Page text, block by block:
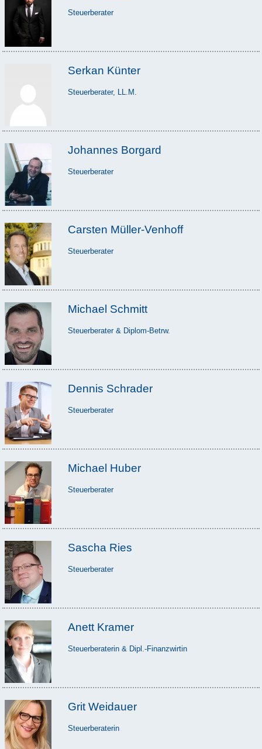
Steuerberater
Serkan Künter
Steuerberater, LL.M.
Johannes Borgard
Steuerberater
Carsten Müller-Venhoff
Steuerberater
Michael Schmitt
Steuerberater & Diplom-Betrw.
Dennis Schrader
Steuerberater
Michael Huber
Steuerberater
Sascha Ries
Steuerberater
Anett Kramer
Steuerberaterin & Dipl.-Finanzwirtin
Grit Weidauer
Steuerberaterin